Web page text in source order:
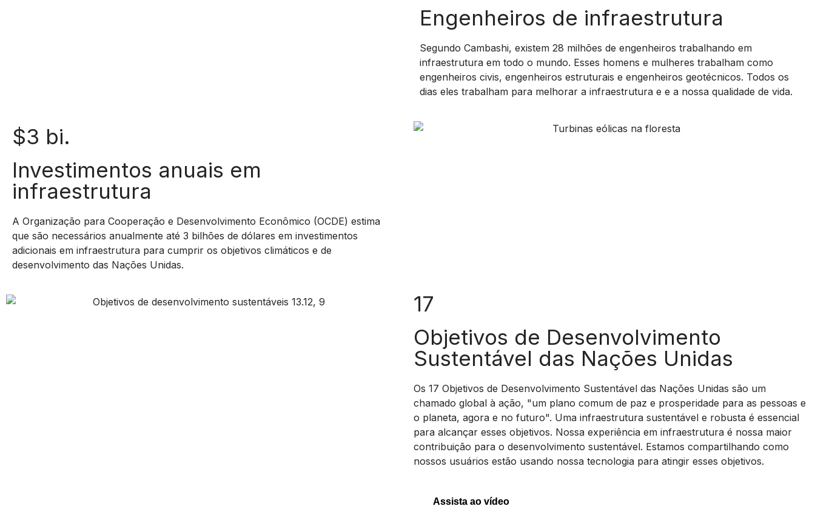
Y
V
O
Engenheiros de infraestrutura
Segundo Cambashi, existem 28 milhões de engenheiros trabalhando em
infraestrutura em todo o mundo. Esses homens e mulheres trabalham como
engenheiros civis, engenheiros estruturais e engenheiros geotécnicos. Todos os
dias eles trabalham para melhorar a infraestrutura e e a nossa qualidade de vida.
$3 bi.
Investimentos anuais em
infraestrutura
A Organização para Cooperação e Desenvolvimento Econômico (OCDE) estima
que são necessários anualmente até 3 bilhões de dólares em investimentos
adicionais em infraestrutura para cumprir os objetivos climáticos e de
desenvolvimento das Nações Unidas.
17
Objetivos de Desenvolvimento
Sustentável das Nações Unidas
Os 17 Objetivos de Desenvolvimento Sustentável das Nações Unidas são um
chamado global à ação, "um plano comum de paz e prosperidade para as pessoas e
o planeta, agora e no futuro". Uma infraestrutura sustentável e robusta é essencial
para alcançar esses objetivos. Nossa experiência em infraestrutura é nossa maior
contribuição para o desenvolvimento sustentável. Estamos compartilhando como
nossos usuários estão usando nossa tecnologia para atingir esses objetivos.
Assista ao vídeo